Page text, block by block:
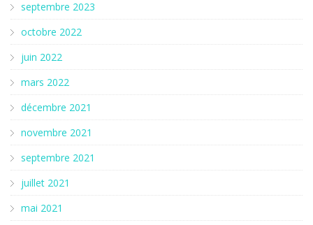
septembre 2023
octobre 2022
juin 2022
mars 2022
décembre 2021
novembre 2021
septembre 2021
juillet 2021
mai 2021